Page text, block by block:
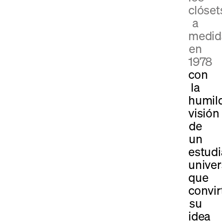
clóset
a
en
1978
con
la
visión
de
un
que
su
idea